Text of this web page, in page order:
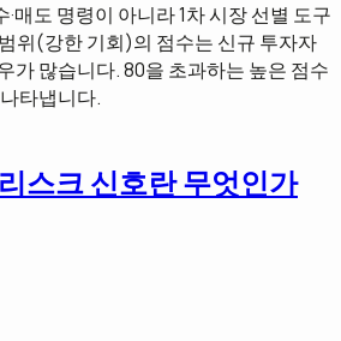
매도 명령이 아니라 1차 시장 선별 도구
위(강한 기회)의 점수는 신규 투자자
가 많습니다. 80을 초과하는 높은 점수
타냅니다.
스크 신호란 무엇인가